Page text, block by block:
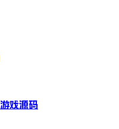
游戏源码